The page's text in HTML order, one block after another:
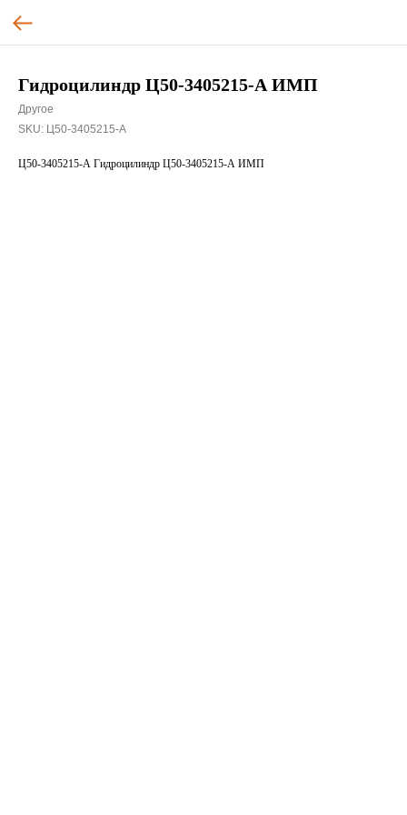
Гидроцилиндр Ц50-3405215-А ИМП
Другое
SKU: Ц50-3405215-А
Ц50-3405215-А Гидроцилиндр Ц50-3405215-А ИМП